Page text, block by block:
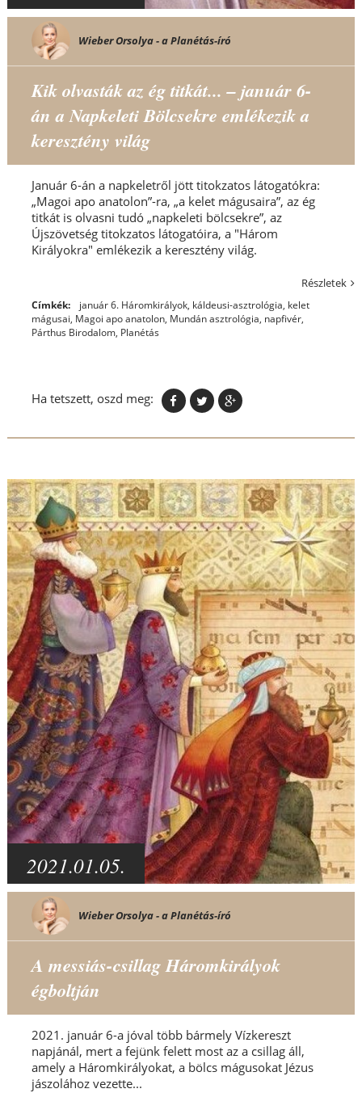
Wieber Orsolya - a Planétás-író
Kik olvasták az ég titkát... – január 6-
án a Napkeleti Bölcsekre emlékezik a
keresztény világ
Január 6-án a napkeletről jött titokzatos látogatókra:
„Magoi apo anatolon”-ra, „a kelet mágusaira”, az ég
titkát is olvasni tudó „napkeleti bölcsekre”, az
Újszövetség titokzatos látogatóira, a "Három
Királyokra" emlékezik a keresztény világ.
Részletek
Címkék: január 6. Háromkirályok, káldeusi-asztrológia, kelet
mágusai, Magoi apo anatolon, Mundán asztrológia, napfivér,
Párthus Birodalom, Planétás
Ha tetszett, oszd meg:
2021.01.05.
Wieber Orsolya - a Planétás-író
A messiás-csillag Háromkirályok
égboltján
2021. január 6-a jóval több bármely Vízkereszt
napjánál, mert a fejünk felett most az a csillag áll,
amely a Háromkirályokat, a bölcs mágusokat Jézus
jászolához vezette...